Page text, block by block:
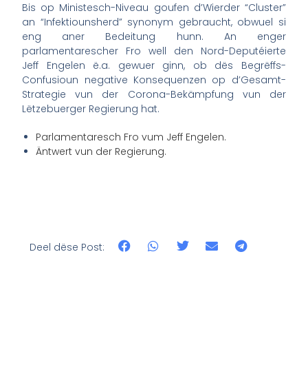
Bis op Ministesch-Niveau goufen d’Wierder “Cluster”
an “Infektiounsherd” synonym gebraucht, obwuel si
eng aner Bedeitung hunn. An enger
parlamentarescher Fro well den Nord-Deputéierte
Jeff Engelen ë.a. gewuer ginn, ob dës Begrëffs-
Confusioun negative Konsequenzen op d’Gesamt-
Strategie vun der Corona-Bekämpfung vun der
Lëtzebuerger Regierung hat.
Parlamentaresch Fro vum Jeff Engelen.
Äntwert vun der Regierung.
Deel dëse Post: